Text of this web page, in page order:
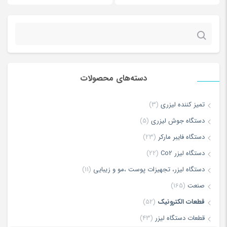
جستجو
دسته‌های محصولات
تمیز کننده لیزری (3)
دستگاه جوش لیزری (5)
دستگاه فایبر مارکر (23)
دستگاه لیزر Co2
(22)
دستگاه لیزر، تجهیزات پوست ،مو و زیبایی (11)
صنعت (165)
قطعات الکترونیک (52)
قطعات دستگاه لیزر (43)
Email
*
ذخیره نام، ایمیل و وبسایت من در مرورگر برای زمانی که دوباره دیدگاهی
می‌نویسم.